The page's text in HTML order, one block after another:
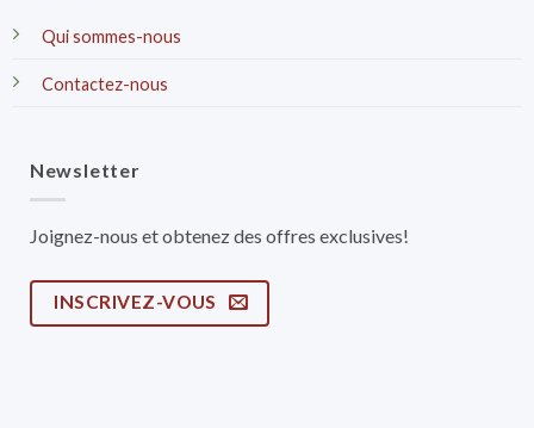
Qui sommes-nous
Contactez-nous
Newsletter
Joignez-nous et obtenez des offres exclusives!
INSCRIVEZ-VOUS